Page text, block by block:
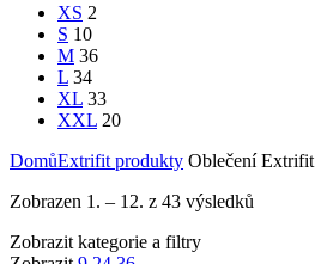
XS 2
S 10
M 36
L 34
XL 33
XXL 20
DomůExtrifit produkty Oblečení Extrifit
Zobrazen 1. – 12. z 43 výsledků
Zobrazit kategorie a filtry